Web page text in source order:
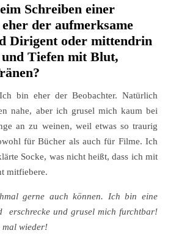
Schreiben einer
der aufmerksame
Dirigent oder mittendrin
Tiefen mit Blut,
Ich bin eher der Beobachter. Natürlich
nahe, aber ich grusel mich kaum bei
an zu weinen, weil etwas so traurig
für Bücher als auch für Filme. Ich
Socke, was nicht heißt, dass ich mit
mitfiebere.
gerne auch können. Ich bin eine
erschrecke und grusel mich furchtbar!
mal wieder!